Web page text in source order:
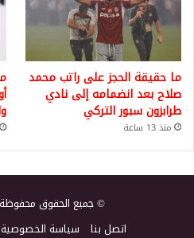
ما حقيقة الحجز على راتب محمد
صلاح بعد انضمامه إلى نادي
طرابزون سبور التركي
منذ 13 ساعة
© جميع الحقوق محفوظة
اتصل بنا سياسة الخصوصية